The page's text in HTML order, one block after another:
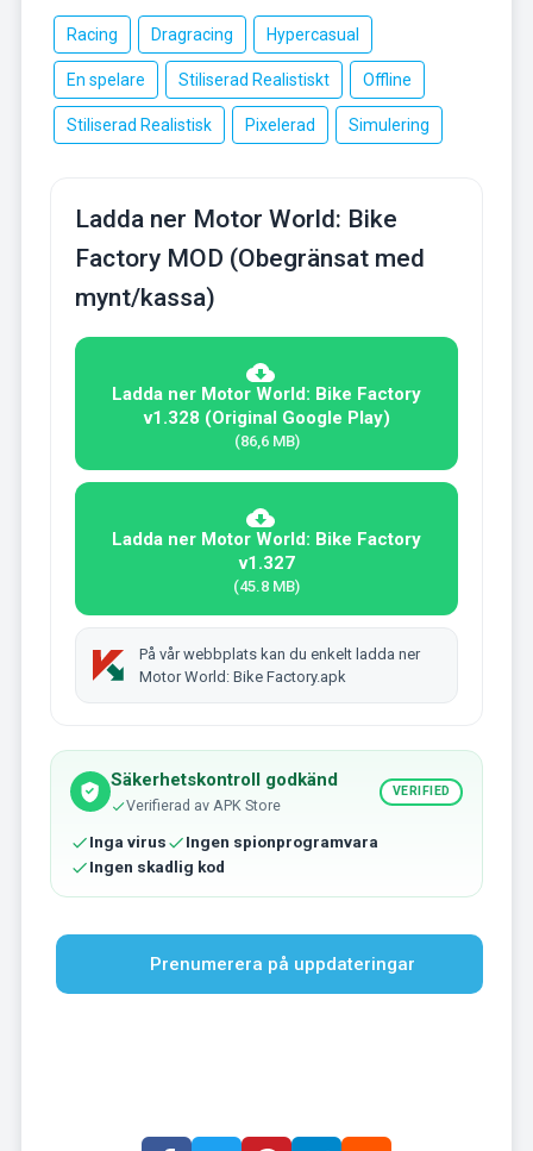
Racing Dragracing Hypercasual
En spelare Stiliserad Realistiskt Offline
Stiliserad Realistisk Pixelerad Simulering
Ladda ner Motor World: Bike
Factory MOD (Obegränsat med
mynt/kassa)
Ladda ner Motor World: Bike Factory
v1.328 (Original Google Play)
(86,6 MB)
Ladda ner Motor World: Bike Factory
v1.327
(45.8 MB)
På vår webbplats kan du enkelt ladda ner
Motor World: Bike Factory.apk
Säkerhetskontroll godkänd
Verifierad av APK Store
VERIFIED
Inga virus
Ingen spionprogramvara
Ingen skadlig kod
Prenumerera på uppdateringar